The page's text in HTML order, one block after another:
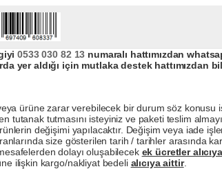
0533 030 82 13 numaralı hattımızdan
yer aldığı için mutlaka destek hattımızdan
ürüne zarar verebilecek bir durum söz
tutmasını isteyiniz ve paketi teslim
değişimi yapılacaktır. Değişim veya iade
size gösterilen tarih / tarihler arasında
dolayı oluşabilecek ek ücretler
ilişkin kargo/nakliyat bedeli alıcıya aittir.